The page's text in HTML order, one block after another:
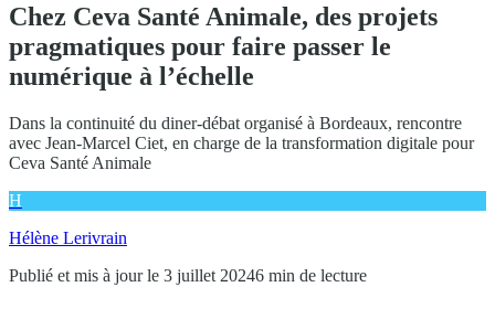
Chez Ceva Santé Animale, des projets
pragmatiques pour faire passer le
numérique à l’échelle
Dans la continuité du diner-débat organisé à Bordeaux, rencontre
avec Jean-Marcel Ciet, en charge de la transformation digitale pour
Ceva Santé Animale
H
Hélène Lerivrain
Publié et mis à jour le 3 juillet 20246 min de lecture